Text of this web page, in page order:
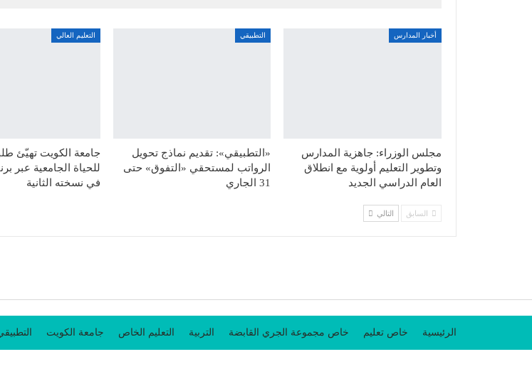
أخبار المدارس
مجلس الوزراء: جاهزية المدارس
وتطوير التعليم أولوية مع انطلاق
العام الدراسي الجديد
التطبيقي
«التطبيقي»: تقديم نماذج تحويل
الرواتب لمستحقي «التفوق» حتى
31 الجاري
التعليم العالي
جامعة الكويت تهيّئ
في نسخته الثانية
السابق التالي
الرئيسية خاص تعليم خاص مجموعة الجري القابضة التربية التعليم الخاص جامعة الكويت